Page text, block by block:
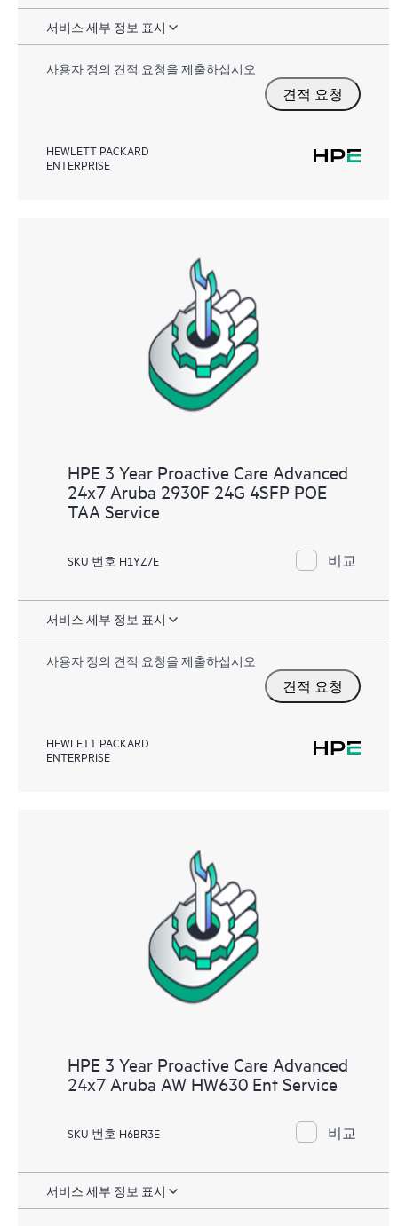
서비스 세부 정보 표시
사용자 정의 견적 요청을 제출하십시오
견적 요청
HEWLETT PACKARD
ENTERPRISE
HPE 3 Year Proactive Care Advanced
24x7 Aruba 2930F 24G 4SFP POE
TAA Service
SKU 번호 H1YZ7E 비교
서비스 세부 정보 표시
사용자 정의 견적 요청을 제출하십시오
견적 요청
HEWLETT PACKARD
ENTERPRISE
HPE 3 Year Proactive Care Advanced
24x7 Aruba AW HW630 Ent Service
SKU 번호 H6BR3E 비교
서비스 세부 정보 표시